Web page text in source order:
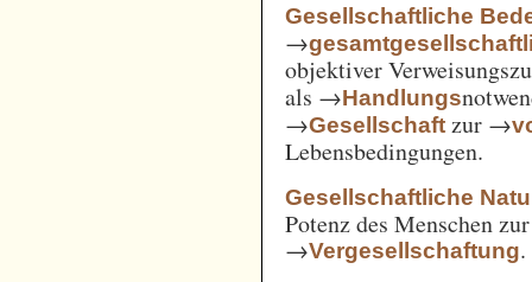
Gesellschaftliche
→
objektiver
als →Handlungs
→Gesellschaft zur →
Lebensbedingungen.
Gesellschaftliche
Potenz des Menschen
→Vergesellschaftung.